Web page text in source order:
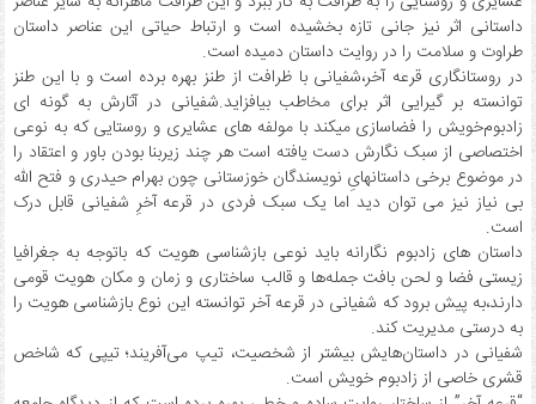
داستانی اثر نیز جانی تازه بخشیده است و ارتباط حیاتی این عناصر داستان
طراوت و سلامت را در روایت داستان دمیده است.
در روستانگاری قرعه آخر،شفیانی با ظرافت از طنز بهره برده است و با این طنز
توانسته بر گیرایی اثر برای مخاطب بیافزاید.شفیانی در آثارش به گونه ای
زادبوم‌خویش را فضاسازی میکند با مولفه های عشایری و روستایی که به نوعی
اختصاصی از سبک نگارش دست یافته است هر چند زیربنا بودن باور و اعتقاد را
در موضوع برخی داستانهایِ نویسندگان خوزستانی چون بهرام حیدری و فتح الله
بی نیاز نیز می توان دید اما یک سبک فردی در قرعه آخرِ شفیانی قابل درک
است.
داستان های زادبوم نگارانه باید نوعی بازشناسی هویت که باتوجه به جغرافیا
زیستی فضا و لحن بافت جمله‌ها و قالب ساختاری و زمان و مکان هویت قومی
دارند،به پیش برود که شفیانی در قرعه آخر توانسته این نوع بازشناسی هویت را
به درستی مدیریت کند.
شفیانی در داستان‌هایش بیشتر از شخصیت، تیپ می‌آفریند؛ تیپی که شاخص
قشری خاصی از زادبوم خویش است.